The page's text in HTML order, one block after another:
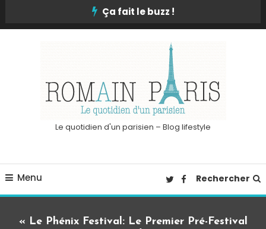
Ça fait le buzz !
Le quotidien d'un parisien – Blog lifestyle
Menu Rechercher
« Le Phénix Festival: Le Premier Pré-Festival